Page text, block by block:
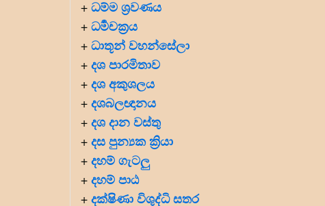
+ ධම්ම ශ්‍රවණය
+ ධර්‍මචක්‍රය
+ ධාතූන් වහන්සේලා
+ දශ පාරමිතාව
+ දශ අකුශලය
+ දශබලඥානය
+ දශ දාන වස්තු
+ දස පුන්‍යක ක්‍රියා
+ දහම් ගැටලු
+ දහම් පාඨ
+ දක්ෂිණා විශුද්ධි සතර